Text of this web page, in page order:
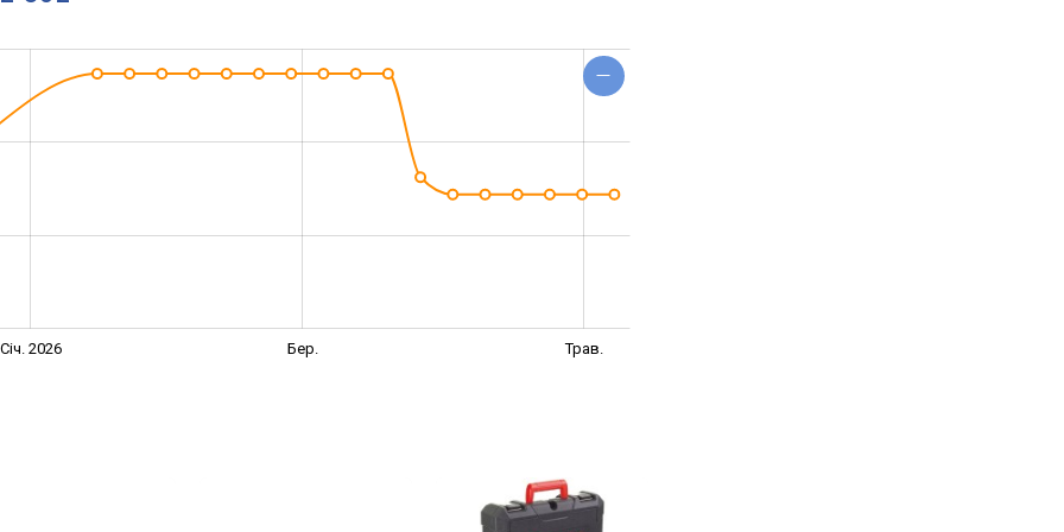
Січ. 2026 Бер. Трав.